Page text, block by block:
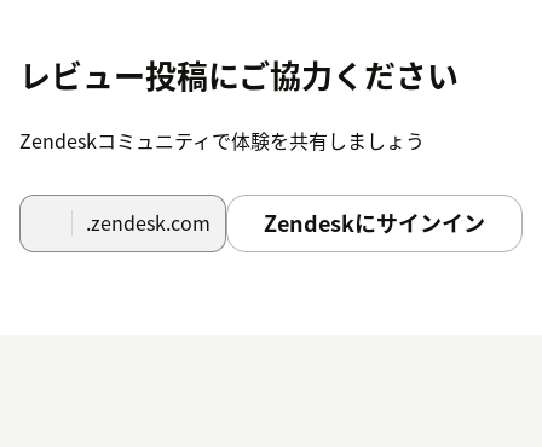
レビュー投稿にご協力ください
Zendeskコミュニティで体験を共有しましょう
.zendesk.com Zendeskにサインイン